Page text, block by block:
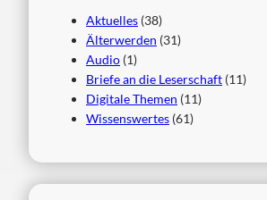
Aktuelles (38)
Älterwerden (31)
Audio (1)
Briefe an die Leserschaft (11)
Digitale Themen (11)
Wissenswertes (61)